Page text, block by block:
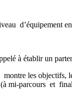
d’équipement
à établir un
les objectifs,
mi-parcours et